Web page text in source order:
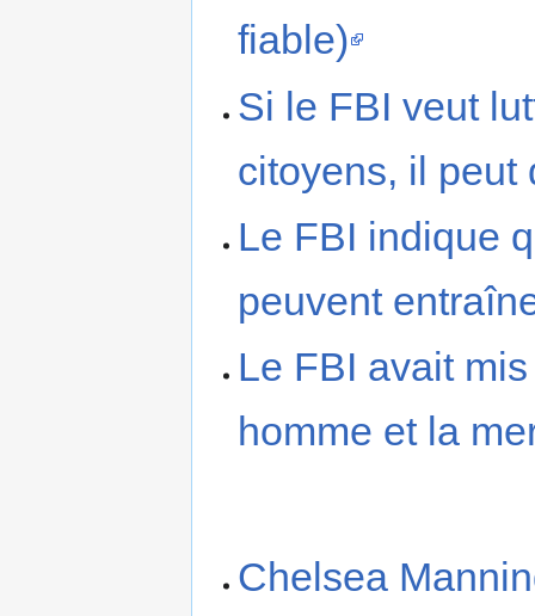
fiable)
Si le FBI veut
citoyens, il peut
Le FBI indique
peuvent
Le FBI avait
homme et la
Chelsea